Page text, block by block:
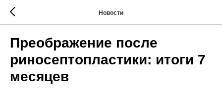
Новости
Преображение после
риносептопластики: итоги 7
месяцев